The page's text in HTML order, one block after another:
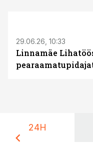
29.06.26, 10:33
Linnamäe
24H